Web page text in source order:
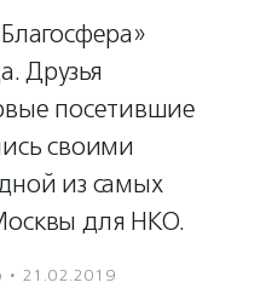
Друзья
посетившие
своими
из самых
для НКО.
· 21.02.2019